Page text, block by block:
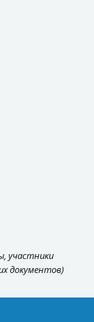
участники
документов)